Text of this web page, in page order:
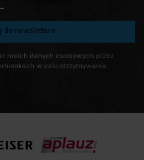
do newslettera
moich danych osobowych przez
w celu otrzymywania